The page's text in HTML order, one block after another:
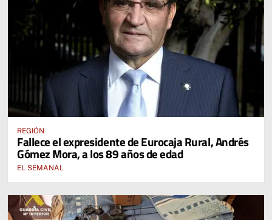
REGIÓN
Fallece el expresidente de Eurocaja Rural, Andrés
Gómez Mora, a los 89 años de edad
EL SEMANAL